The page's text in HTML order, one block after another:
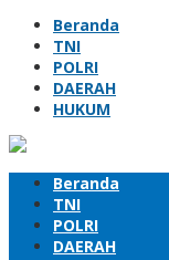
Beranda
TNI
POLRI
DAERAH
HUKUM
Beranda
TNI
POLRI
DAERAH